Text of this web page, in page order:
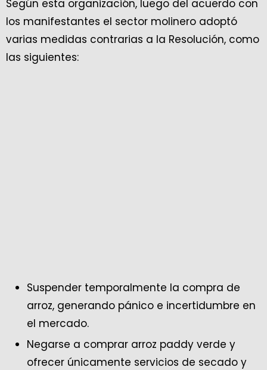
Según esta organización, luego del acuerdo con
los manifestantes el sector molinero adoptó
varias medidas contrarias a la Resolución, como
las siguientes:
Suspender temporalmente la compra de
arroz, generando pánico e incertidumbre en
el mercado.
Negarse a comprar arroz paddy verde y
ofrecer únicamente servicios de secado y